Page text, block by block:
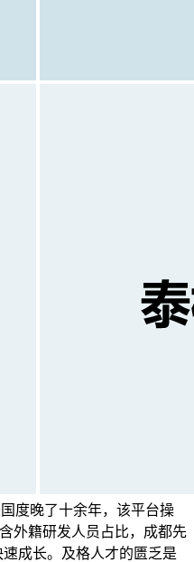
度晚了十余年，该平台操
外籍研发人员占比，成都先
成长。及格人才的匮乏是